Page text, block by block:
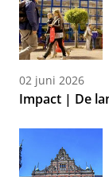
02 juni 2026
Impact | De